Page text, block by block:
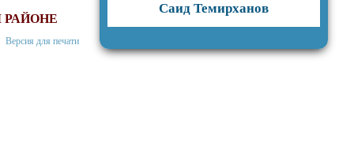
Версия для печати
Саид Темирханов